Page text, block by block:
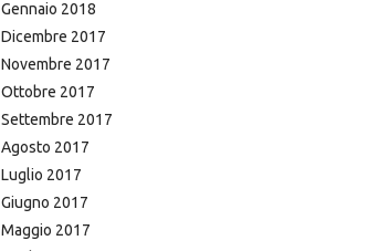
Gennaio 2018
Dicembre 2017
Novembre 2017
Ottobre 2017
Settembre 2017
Agosto 2017
Luglio 2017
Giugno 2017
Maggio 2017